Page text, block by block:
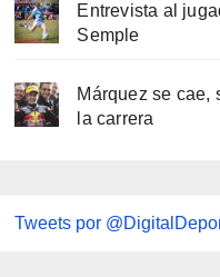
Entrevista al
Semple
Márquez se cae,
la carrera
Tweets por